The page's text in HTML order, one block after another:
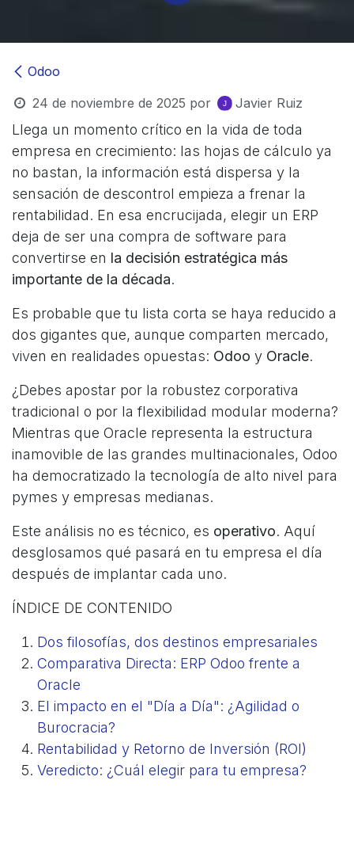
Odoo
24 de noviembre de 2025 por Javier Ruiz
Llega un momento crítico en la vida de toda
empresa en crecimiento: las hojas de cálculo ya
no bastan, la información está dispersa y la
sensación de descontrol empieza a frenar la
rentabilidad. En esa encrucijada, elegir un ERP
deja de ser una compra de software para
convertirse en la decisión estratégica más
importante de la década.
Es probable que tu lista corta se haya reducido a
dos gigantes que, aunque comparten mercado,
viven en realidades opuestas: Odoo y Oracle.
¿Debes apostar por la robustez corporativa
tradicional o por la flexibilidad modular moderna?
Mientras que Oracle representa la estructura
inamovible de las grandes multinacionales, Odoo
ha democratizado la tecnología de alto nivel para
pymes y empresas medianas.
Este análisis no es técnico, es operativo. Aquí
desglosamos qué pasará en tu empresa el día
después de implantar cada uno.
ÍNDICE DE CONTENIDO
Dos filosofías, dos destinos empresariales
Comparativa Directa: ERP Odoo frente a
Oracle
El impacto en el "Día a Día": ¿Agilidad o
Burocracia?
Rentabilidad y Retorno de Inversión (ROI)
Veredicto: ¿Cuál elegir para tu empresa?